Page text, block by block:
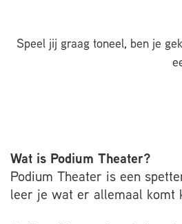
Speel jij graag toneel, ben je
Wat is Podium Theater?
Podium Theater is een
leer je wat er allemaal komt